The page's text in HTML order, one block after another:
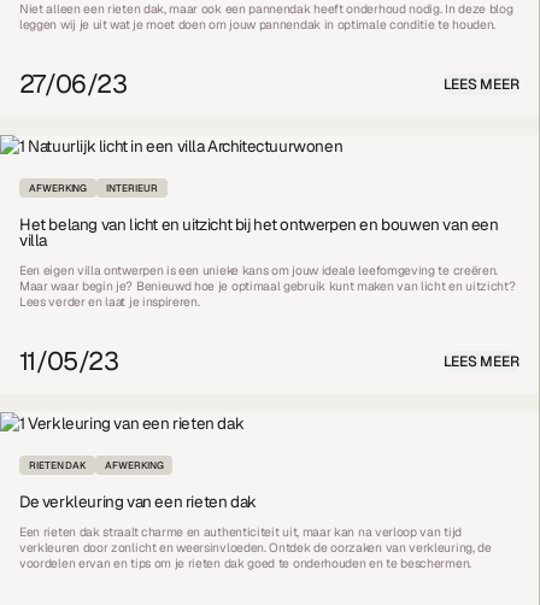
Niet alleen een rieten dak, maar ook een pannendak heeft onderhoud nodig. In deze blog
leggen wij je uit wat je moet doen om jouw pannendak in optimale conditie te houden.
27/06/23 LEES MEER
AFWERKING INTERIEUR
Het belang van licht en uitzicht bij het ontwerpen en bouwen van een
villa
Een eigen villa ontwerpen is een unieke kans om jouw ideale leefomgeving te creëren.
Maar waar begin je? Benieuwd hoe je optimaal gebruik kunt maken van licht en uitzicht?
Lees verder en laat je inspireren.
11/05/23 LEES MEER
RIETEN DAK AFWERKING
De verkleuring van een rieten dak
Een rieten dak straalt charme en authenticiteit uit, maar kan na verloop van tijd
verkleuren door zonlicht en weersinvloeden. Ontdek de oorzaken van verkleuring, de
voordelen ervan en tips om je rieten dak goed te onderhouden en te beschermen.